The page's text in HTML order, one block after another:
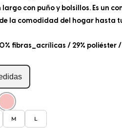
con puño y bolsillos. Es un
la comodidad del hogar hasta
fibras_acrílicas / 29% poliéster
M L